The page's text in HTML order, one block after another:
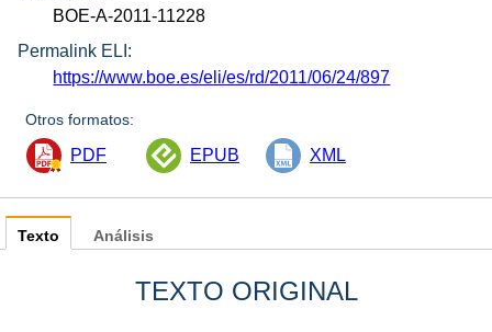
BOE-A-2011-11228
Permalink ELI:
https://www.boe.es/eli/es/rd/2011/06/24/897
Otros formatos:
PDF EPUB XML
Texto
TEXTO ORIGINAL
Análisis